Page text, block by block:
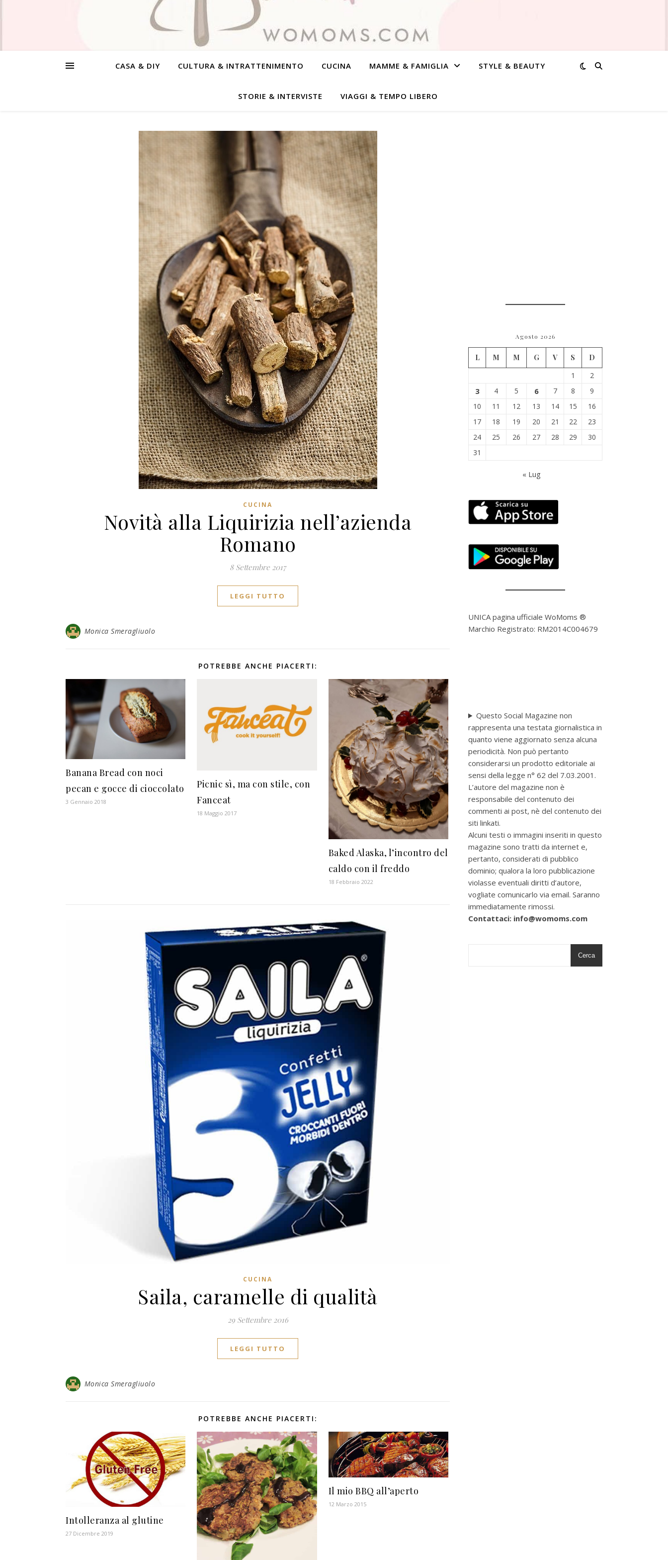
CASA & DIY CULTURA & INTRATTENIMENTO CUCINA MAMME & FAMIGLIA STYLE & BEAUTY
STORIE & INTERVISTE VIAGGI & TEMPO LIBERO
CUCINA
Novità alla Liquirizia nell’azienda
Romano
8 Settembre 2017
LEGGI TUTTO
Monica Smeragliuolo
POTREBBE ANCHE PIACERTI:
Banana Bread con noci
pecan e gocce di cioccolato
3 Gennaio 2018
Picnic sì, ma con stile, con
Fanceat
18 Maggio 2017
Baked Alaska, l’incontro del
caldo con il freddo
18 Febbraio 2022
CUCINA
Saila, caramelle di qualità
29 Settembre 2016
LEGGI TUTTO
Monica Smeragliuolo
POTREBBE ANCHE PIACERTI:
Intolleranza al glutine
27 Dicembre 2019
Il mio BBQ all’aperto
12 Marzo 2015
Agosto 2026
L M M G V S
D
1
2
3 4 5 6 7 8
9
10
11 12 13 14 15
16
17
18 19 20 21 22
23
24
25 26 27 28 29
30
31
« Lug
UNICA pagina ufficiale WoMoms ®
Marchio Registrato: RM2014C004679
Questo Social Magazine non
rappresenta una testata giornalistica in
quanto viene aggiornato senza alcuna
periodicità. Non può pertanto
considerarsi un prodotto editoriale ai
sensi della legge n° 62 del 7.03.2001.
L’autore del magazine non è
responsabile del contenuto dei
commenti ai post, nè del contenuto dei
siti linkati.
Alcuni testi o immagini inseriti in questo
magazine sono tratti da internet e,
pertanto, considerati di pubblico
dominio; qualora la loro pubblicazione
violasse eventuali diritti d’autore,
vogliate comunicarlo via email. Saranno
immediatamente rimossi.
Contattaci: info@womoms.com
Cerca